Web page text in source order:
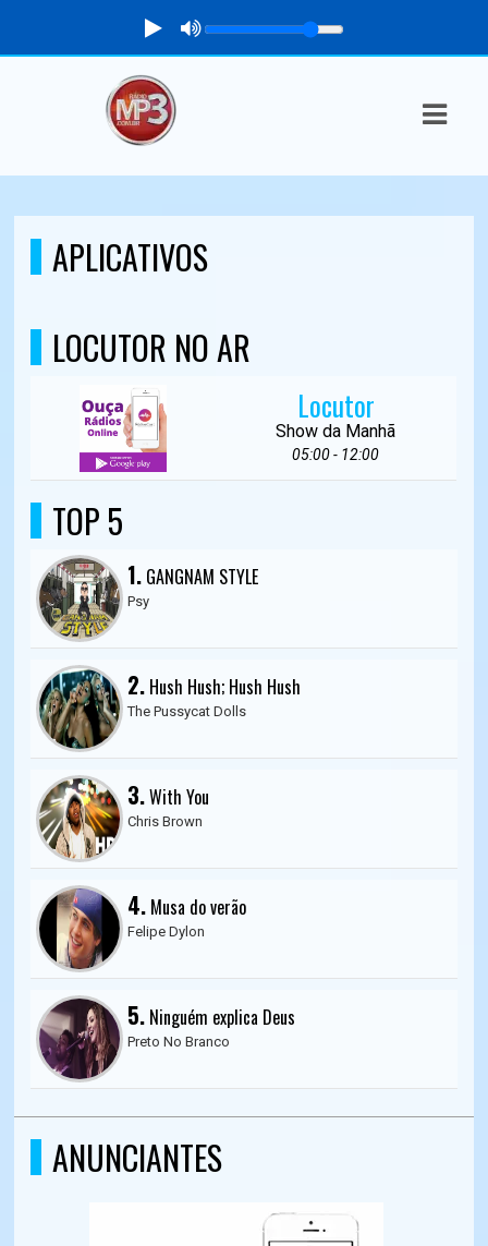
APLICATIVOS
LOCUTOR NO AR
Locutor
Show da Manhã
05:00 - 12:00
TOP 5
1. GANGNAM STYLE
Psy
2. Hush Hush; Hush Hush
The Pussycat Dolls
3.With You
Chris Brown
4. Musa do verão
Felipe Dylon
5. Ninguém explica Deus
Preto No Branco
ANUNCIANTES